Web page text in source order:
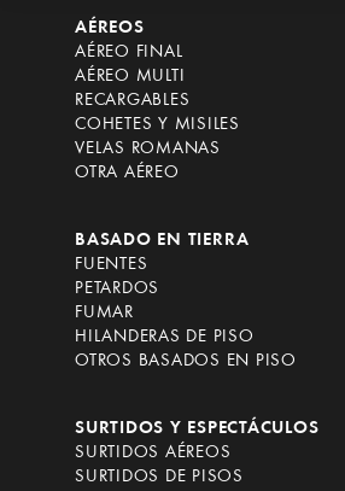
AÉREOS
AÉREO FINAL
AÉREO MULTI
RECARGABLES
COHETES Y MISILES
VELAS ROMANAS
OTRA AÉREO
BASADO EN TIERRA
FUENTES
PETARDOS
FUMAR
HILANDERAS DE PISO
OTROS BASADOS EN PISO
SURTIDOS Y ESPECTÁCULOS
SURTIDOS AÉREOS
SURTIDOS DE PISOS